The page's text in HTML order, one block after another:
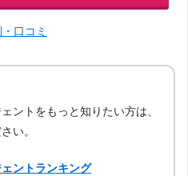
口コミ
ントをもっと知りたい方は、
い。
ントランキング